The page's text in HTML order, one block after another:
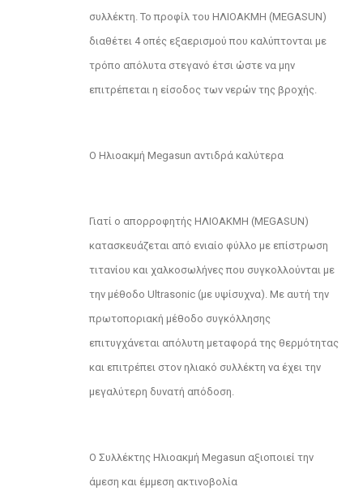
συλλέκτη. Το προφίλ του ΗΛΙΟΑΚΜΗ (MEGASUN)
διαθέτει 4 οπές εξαερισμού που καλύπτονται με
τρόπο απόλυτα στεγανό έτσι ώστε να μην
επιτρέπεται η είσοδος των νερών της βροχής.
Ο Ηλιοακμή Megasun αντιδρά καλύτερα
Γιατί ο απορροφητής ΗΛΙΟΑΚΜΗ (MEGASUN)
κατασκευάζεται από ενιαίο φύλλο με επίστρωση
τιτανίου και χαλκοσωλήνες που συγκολλούνται με
την μέθοδο Ultrasonic (με υψίσυχνα). Με αυτή την
πρωτοποριακή μέθοδο συγκόλλησης
επιτυγχάνεται απόλυτη μεταφορά της θερμότητας
και επιτρέπει στον ηλιακό συλλέκτη να έχει την
μεγαλύτερη δυνατή απόδοση.
Ο Συλλέκτης Ηλιοακμή Megasun αξιοποιεί την
άμεση και έμμεση ακτινοβολία